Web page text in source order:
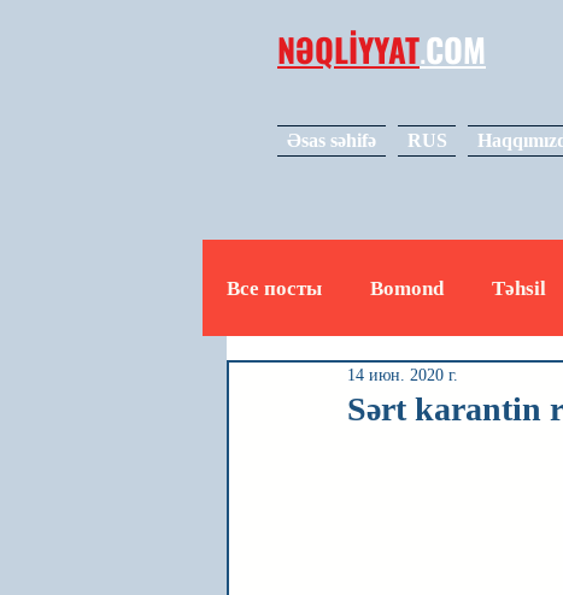
NƏQLİYYAT.COM
Əsas səhifə RUS
Все посты Bomond Təhsil
Video
Sərt karantin
14 июн. 2020 г.